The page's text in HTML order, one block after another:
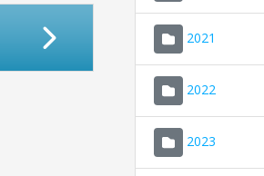
2021
2022
2023